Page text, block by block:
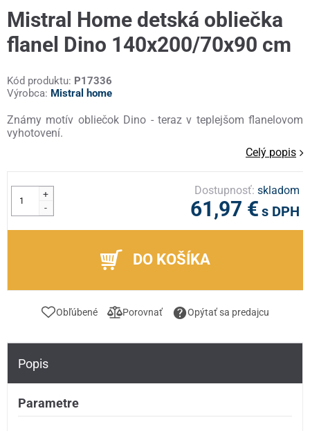
Mistral Home detská obliečka
flanel Dino 140x200/70x90 cm
Kód produktu: P17336
Výrobca: Mistral home
Známy motív obliečok Dino - teraz v teplejšom flanelovom
vyhotovení.
Celý popis
+
-
Dostupnosť:skladom
61,97 € s DPH
DO KOŠÍKA
Obľúbené Porovnať Opýtať sa predajcu
Popis
Parametre